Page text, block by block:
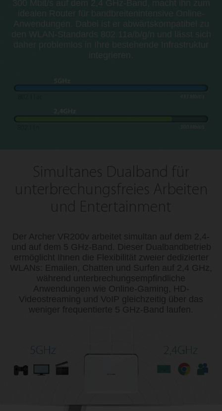
300 Mbit/s auf dem 2,4 GHz-Band, macht ihn zum
Anwendungen. Dabei ist er abwärtskompatibel zu
den WLAN-Standards 802.11a/b/g/n und lässt sich
daher problemlos in Ihre bestehende Infrastruktur
Simultanes Dualband für
unterbrechungsfreies Arbeiten
und Entertainment
Der Archer VR200v arbeitet simultan auf dem 2,4-
und auf dem 5 GHz-Band. Dieser Dualbandbetrieb
ermöglicht Ihnen die Flexibilität zweier dedizierter
WLANs: Emailen, Chatten und Surfen auf 2,4 GHz,
während unterbrechungsempfindliche
Anwendungen wie Online-Gaming, HD-
Videostreaming und VoIP gleichzeitig über das
weniger frequentierte 5 GHz-Band laufen.